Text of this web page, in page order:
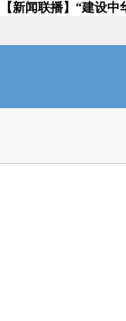
【新闻联播】“建设